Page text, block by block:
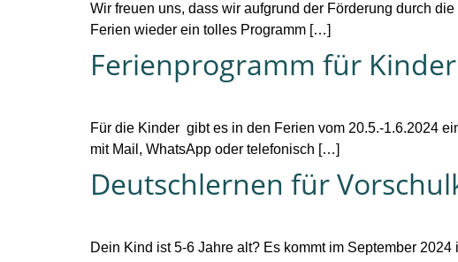
Wir freuen uns, dass wir aufgrund der Förderung durch
Ferien wieder ein tolles Programm […]
Ferienprogramm für Kinder
Für die Kinder gibt es in den Ferien vom 20.5.-1.6.2024
mit Mail, WhatsApp oder telefonisch […]
Deutschlernen für
Dein Kind ist 5-6 Jahre alt? Es kommt im September